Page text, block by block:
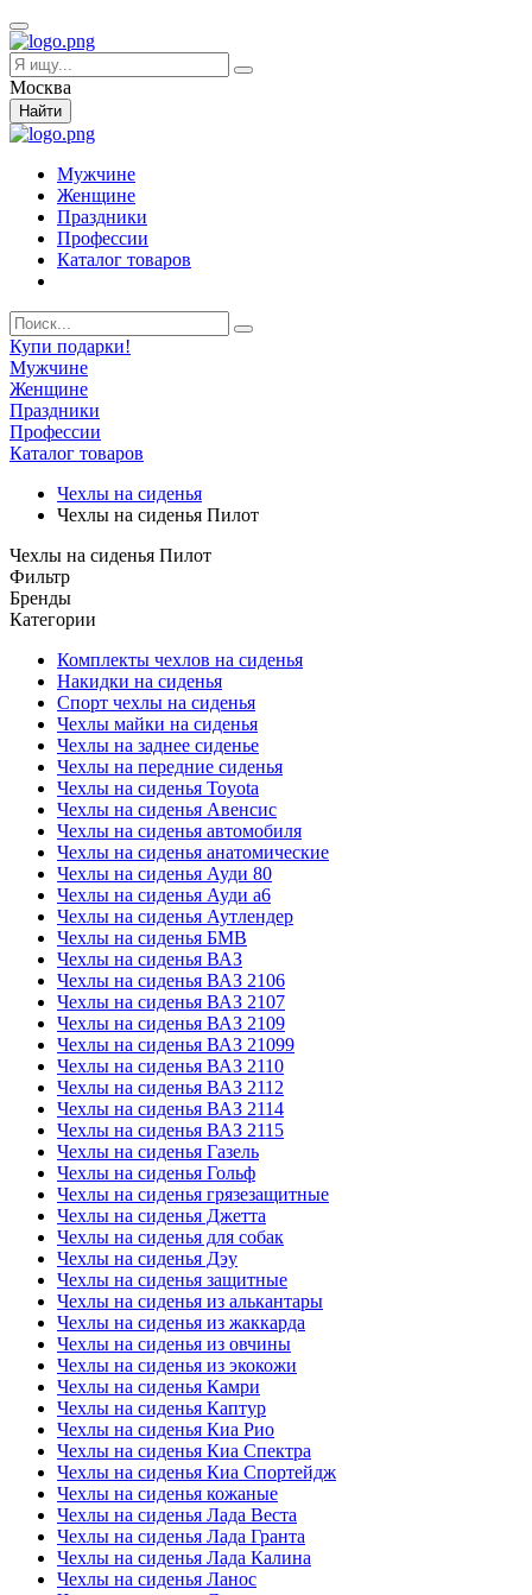
Москва
Найти
Мужчине
Женщине
Праздники
Профессии
Каталог товаров
Купи подарки!
Мужчине
Женщине
Праздники
Профессии
Каталог товаров
Чехлы на сиденья
Чехлы на сиденья Пилот
Чехлы на сиденья Пилот
Фильтр
Бренды
Категории
Комплекты чехлов на сиденья
Накидки на сиденья
Спорт чехлы на сиденья
Чехлы майки на сиденья
Чехлы на заднее сиденье
Чехлы на передние сиденья
Чехлы на сиденья Toyota
Чехлы на сиденья Авенсис
Чехлы на сиденья автомобиля
Чехлы на сиденья анатомические
Чехлы на сиденья Ауди 80
Чехлы на сиденья Ауди а6
Чехлы на сиденья Аутлендер
Чехлы на сиденья БМВ
Чехлы на сиденья ВАЗ
Чехлы на сиденья ВАЗ 2106
Чехлы на сиденья ВАЗ 2107
Чехлы на сиденья ВАЗ 2109
Чехлы на сиденья ВАЗ 21099
Чехлы на сиденья ВАЗ 2110
Чехлы на сиденья ВАЗ 2112
Чехлы на сиденья ВАЗ 2114
Чехлы на сиденья ВАЗ 2115
Чехлы на сиденья Газель
Чехлы на сиденья Гольф
Чехлы на сиденья грязезащитные
Чехлы на сиденья Джетта
Чехлы на сиденья для собак
Чехлы на сиденья Дэу
Чехлы на сиденья защитные
Чехлы на сиденья из алькантары
Чехлы на сиденья из жаккарда
Чехлы на сиденья из овчины
Чехлы на сиденья из экокожи
Чехлы на сиденья Камри
Чехлы на сиденья Каптур
Чехлы на сиденья Киа Рио
Чехлы на сиденья Киа Спектра
Чехлы на сиденья Киа Спортейдж
Чехлы на сиденья кожаные
Чехлы на сиденья Лада Веста
Чехлы на сиденья Лада Гранта
Чехлы на сиденья Лада Калина
Чехлы на сиденья Ланос